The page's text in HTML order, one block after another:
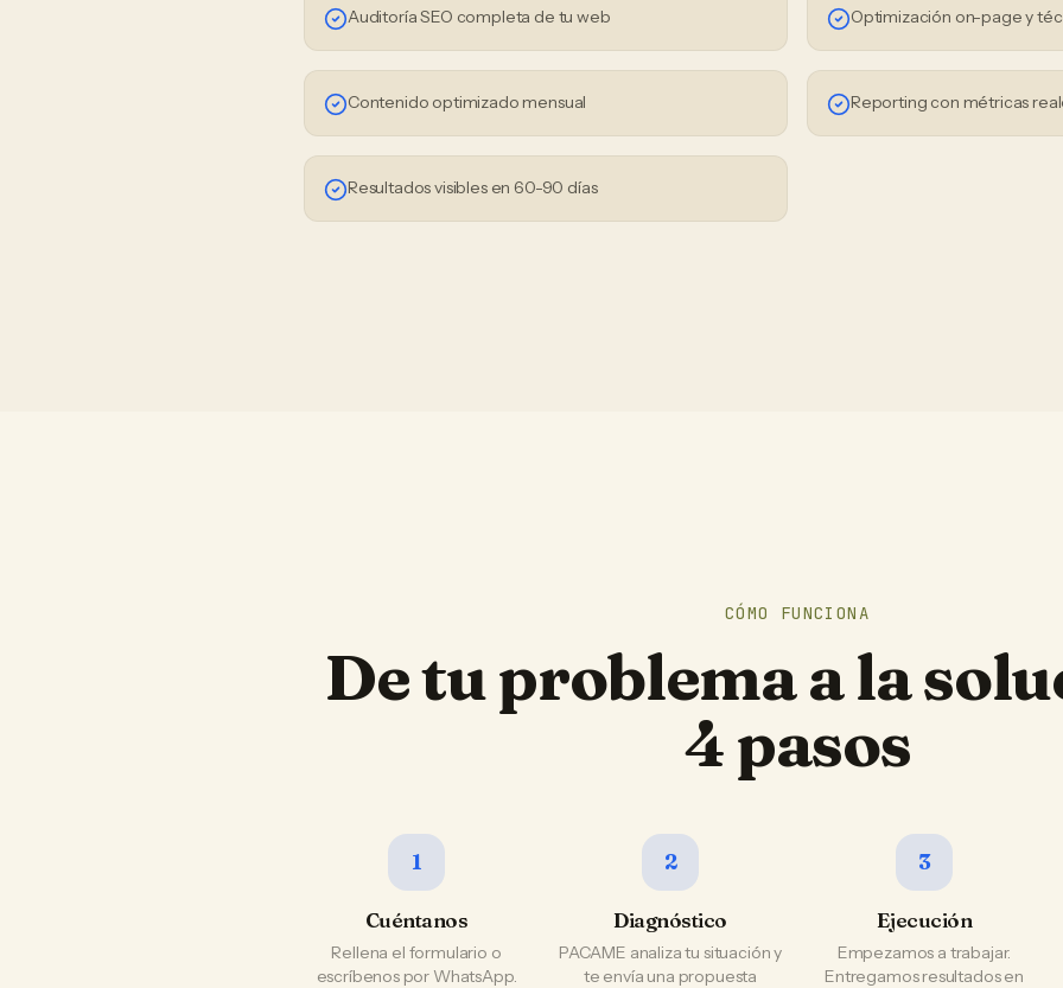
Auditoría SEO completa de tu web Optimización on-page y
Contenido optimizado mensual Reporting con métricas
Resultados visibles en 60-90 días
CÓMO FUNCIONA
De tu problema a la
4 pasos
1
Cuéntanos
Rellena el formulario o
escríbenos por WhatsApp.
2
Diagnóstico
PACAME analiza tu situación y
te envía una propuesta
3
Ejecución
Empezamos a trabajar.
Entregamos resultados en